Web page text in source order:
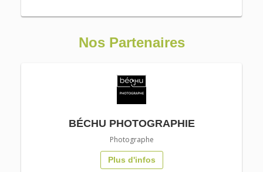
Nos Partenaires
BÉCHU PHOTOGRAPHIE
Photographe
Plus d'infos